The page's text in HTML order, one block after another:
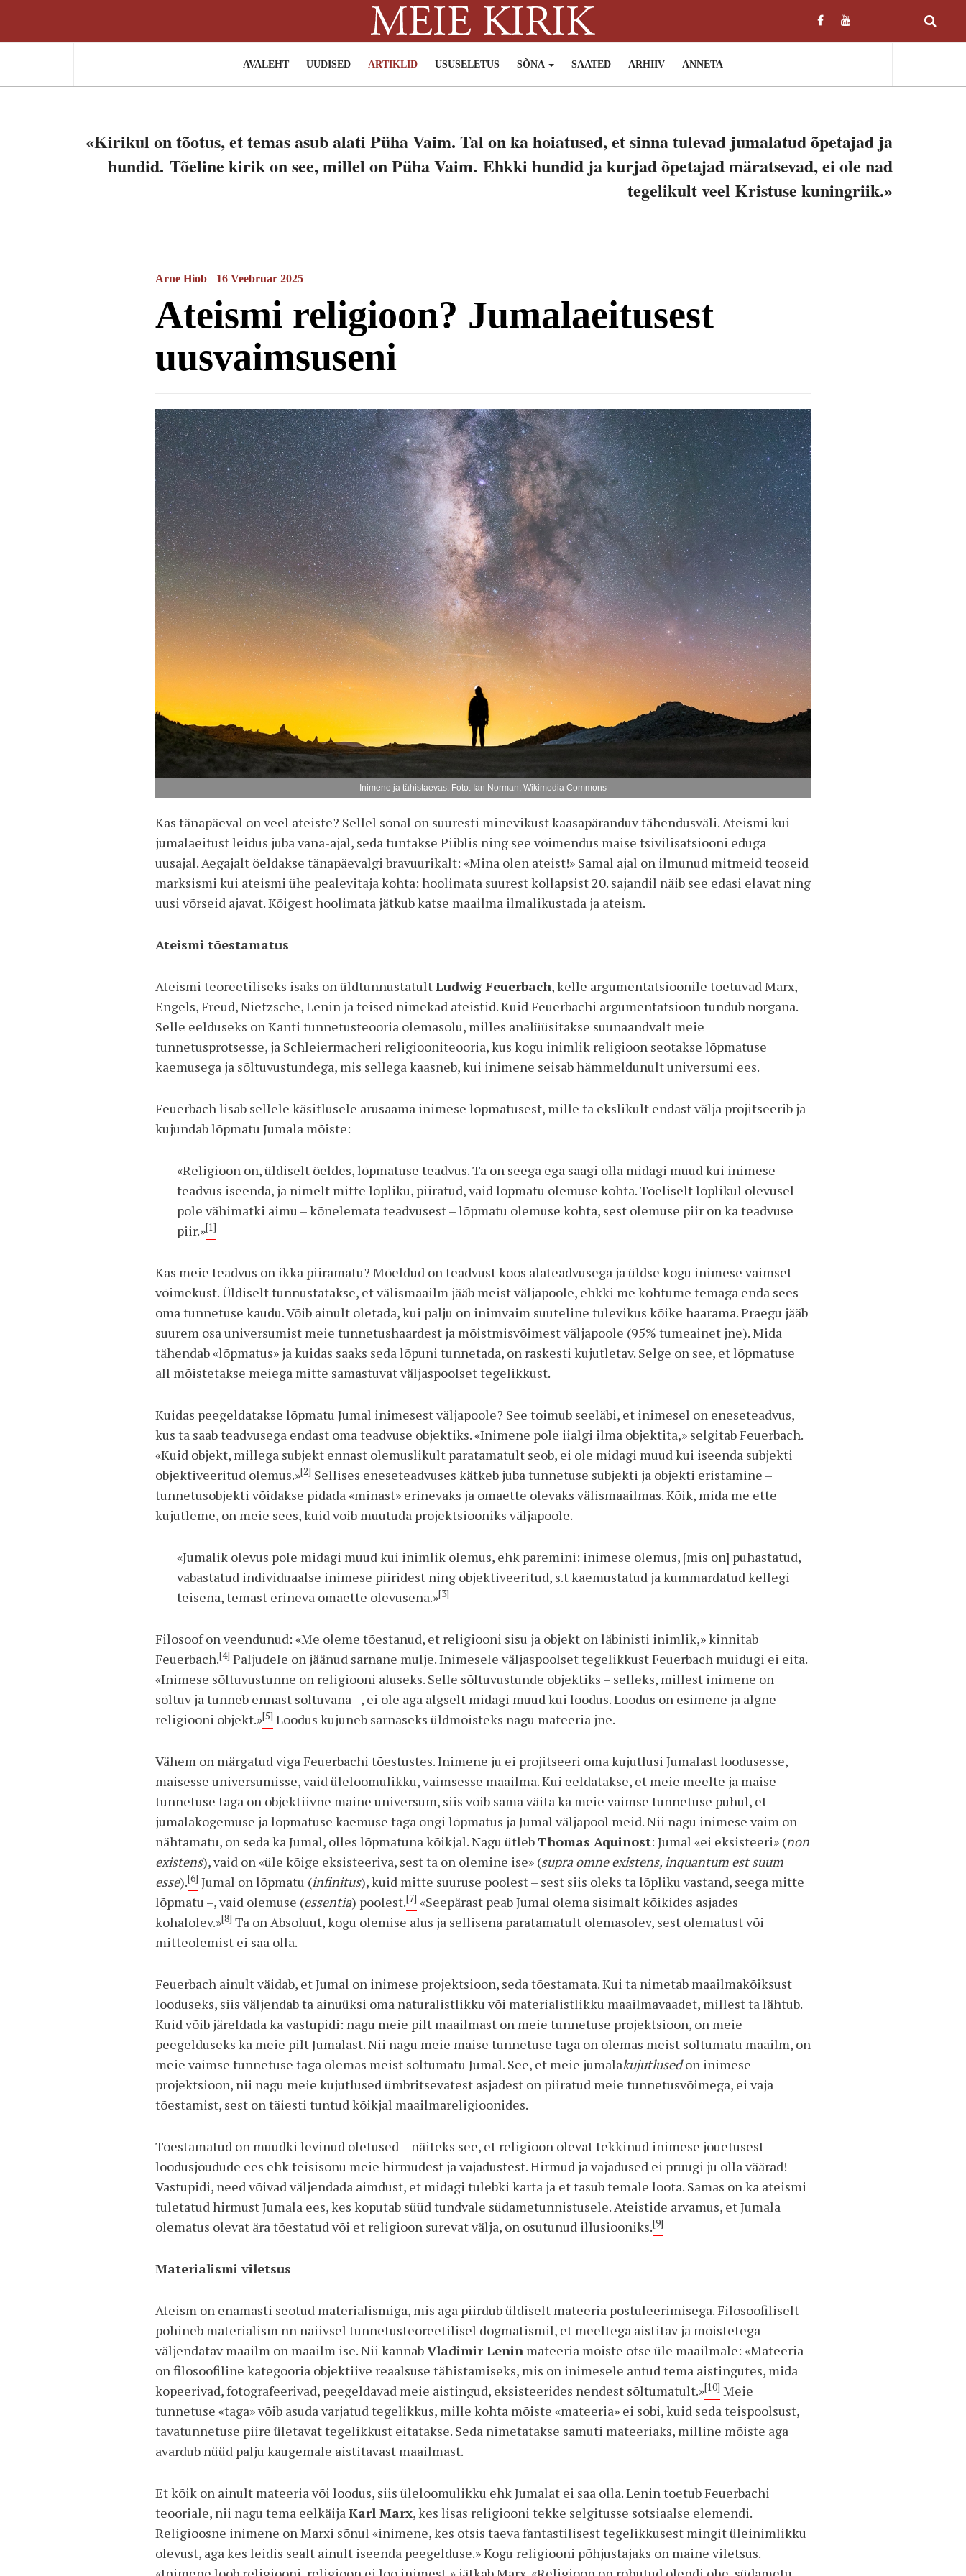
AVALEHT UUDISED ARTIKLID USUSELETUS SÕNA SAATED ARHIIV ANNETA
«Kirikul on tõotus, et temas asub alati Püha Vaim. Tal on ka hoiatused, et sinna tulevad jumalatud õpetajad ja
hundid. Tõeline kirik on see, millel on Püha Vaim. Ehkki hundid ja kurjad õpetajad märatsevad, ei ole nad
tegelikult veel Kristuse kuningriik.»
Arne Hiob 16 Veebruar 2025
Ateismi religioon? Jumalaeitusest
uusvaimsuseni
Inimene ja tähistaevas. Foto: Ian Norman, Wikimedia Commons
Kas tänapäeval on veel ateiste? Sellel sõnal on suuresti minevikust kaasapäranduv tähendusväli. Ateismi kui
jumalaeitust leidus juba vana-ajal, seda tuntakse Piiblis ning see võimendus maise tsivilisatsiooni eduga
uusajal. Aegajalt öeldakse tänapäevalgi bravuurikalt: «Mina olen ateist!» Samal ajal on ilmunud mitmeid teoseid
marksismi kui ateismi ühe pealevitaja kohta: hoolimata suurest kollapsist 20. sajandil näib see edasi elavat ning
uusi võrseid ajavat. Kõigest hoolimata jätkub katse maailma ilmalikustada ja ateism.
Ateismi tõestamatus
Ateismi teoreetiliseks isaks on üldtunnustatultLudwig Feuerbach, kelle argumentatsioonile toetuvad Marx,
Engels, Freud, Nietzsche, Lenin ja teised nimekad ateistid. Kuid Feuerbachi argumentatsioon tundub nõrgana.
Selle eelduseks on Kanti tunnetusteooria olemasolu, milles analüüsitakse suunaandvalt meie
tunnetusprotsesse, ja Schleiermacheri religiooniteooria, kus kogu inimlik religioon seotakse lõpmatuse
kaemusega ja sõltuvustundega, mis sellega kaasneb, kui inimene seisab hämmeldunult universumi ees.
Feuerbach lisab sellele käsitlusele arusaama inimese lõpmatusest, mille ta ekslikult endast välja projitseerib ja
kujundab lõpmatu Jumala mõiste:
«Religioon on, üldiselt öeldes, lõpmatuse teadvus. Ta on seega ega saagi olla midagi muud kui inimese
teadvus iseenda, ja nimelt mitte lõpliku, piiratud, vaid lõpmatu olemuse kohta. Tõeliselt lõplikul olevusel
pole vähimatki aimu – kõnelemata teadvusest – lõpmatu ole­muse kohta, sest olemuse piir on ka teadvuse
piir.»[1]
Kas meie teadvus on ikka piiramatu? Mõeldud on teadvust koos alateadvusega ja üldse kogu inimese vaimset
võimekust. Üldiselt tunnustatakse, et välismaailm jääb meist väljapoole, ehkki me kohtume temaga enda sees
oma tunnetuse kaudu. Võib ainult oletada, kui palju on inimvaim suuteline tulevikus kõike haarama. Praegu jääb
suurem osa universumist meie tunnetushaardest ja mõistmisvõimest väljapoole (95% tumeainet jne). Mida
tähendab «lõpmatus» ja kuidas saaks seda lõpuni tunnetada, on raskesti kujutletav. Selge on see, et lõpmatuse
all mõistetakse meiega mitte samastuvat väljaspoolset tegelikkust.
Kuidas peegeldatakse lõpmatu Jumal inimesest väljapoole? See toimub seeläbi, et inimesel on eneseteadvus,
kus ta saab teadvusega endast oma teadvuse objektiks. «Inimene pole iialgi ilma objektita,» selgitab Feuerbach.
«Kuid objekt, millega subjekt ennast olemuslikult paratamatult seob, ei ole midagi muud kui iseenda subjekti
objektiveeritud olemus.»[2] Sellises eneseteadvuses kätkeb juba tunnetuse subjekti ja objekti eristamine –
tunnetusobjekti võidakse pidada «minast» erinevaks ja omaette olevaks välismaailmas. Kõik, mida me ette
kujutleme, on meie sees, kuid võib muutuda projektsiooniks väljapoole.
«Jumalik olevus pole midagi muud kui inimlik olemus, ehk paremini: inimese olemus, [mis on] puhastatud,
vabastatud indivi­duaalse inimese piiridest ning objektiveeritud, s.t kaemustatud ja kummardatud kellegi
teisena, temast erineva omaette olevusena.»[3]
Filosoof on veendunud: «Me oleme tõestanud, et religiooni sisu ja objekt on läbinisti inimlik,» kinnitab
Feuerbach.[4] Paljudele on jäänud sarnane mulje. Inimesele väljaspoolset tegelikkust Feuerbach muidugi ei eita.
«Inimese sõltuvustunne on religiooni aluseks. Selle sõltuvustunde objektiks – selleks, millest inimene on
sõltuv ja tunneb ennast sõltuvana –, ei ole aga algselt midagi muud kui loodus. Loodus on esimene ja algne
religiooni objekt.»[5] Loodus kujuneb sarnaseks üldmõisteks nagu mateeria jne.
Vähem on märgatud viga Feuerbachi tõestustes. Inimene ju ei projitseeri oma kujutlusi Jumalast loodusesse,
maisesse universumisse, vaid üleloomulikku, vaimsesse maailma. Kui eeldatakse, et meie meelte ja maise
tunnetuse taga on objektiivne maine universum, siis võib sama väita ka meie vaimse tunnetuse puhul, et
jumalakogemuse ja lõpmatuse kaemuse taga ongi lõpmatus ja Jumal väljapool meid. Nii nagu inimese vaim on
nähtamatu, on seda ka Jumal, olles lõpmatuna kõikjal. Nagu ütlebThomas Aquinost: Jumal «ei eksisteeri» (non
existens), vaid on «üle kõige eksisteeriva, sest ta on olemine ise» (supra omne existens, inquantum est suum
esse).[6] Jumal on lõpmatu (infinitus), kuid mitte suuruse poolest – sest siis oleks ta lõpliku vastand, seega mitte
lõpmatu –, vaid olemuse (essentia) poolest.[7] «Seepärast peab Jumal olema sisimalt kõikides asjades
kohalolev.»[8] Ta on Absoluut, kogu olemise alus ja sellisena paratamatult olemasolev, sest olematust või
mitteolemist ei saa olla.
Feuerbach ainult väidab, et Jumal on inimese projektsioon, seda tõestamata. Kui ta nimetab maailmakõiksust
looduseks, siis väljendab ta ainuüksi oma naturalistlikku või materialistlikku maailmavaadet, millest ta lähtub.
Kuid võib järeldada ka vastupidi: nagu meie pilt maailmast on meie tunnetuse projektsioon, on meie
peegelduseks ka meie pilt Jumalast. Nii nagu meie maise tunnetuse taga on olemas meist sõltumatu maailm, on
meie vaimse tunnetuse taga olemas meist sõltumatu Jumal. See, et meie jumalakujutlusedon inimese
projektsioon, nii nagu meie kujutlused ümbritsevatest asjadest on piiratud meie tunnetusvõimega, ei vaja
tõestamist, sest on täiesti tuntud kõikjal maailmareligioonides.
Tõestamatud on muudki levinud oletused – näiteks see, et religioon olevat tekkinud inimese jõuetusest
loodusjõudude ees ehk teisisõnu meie hirmudest ja vajadustest. Hirmud ja vajadused ei pruugi ju olla väärad!
Vastupidi, need võivad väljendada aimdust, et midagi tulebki karta ja et tasub temale loota. Samas on ka ateismi
tuletatud hirmust Jumala ees, kes koputab süüd tundvale südametunnistusele. Ateistide arvamus, et Jumala
olematus olevat ära tõestatud või et religioon surevat välja, on osutunud illusiooniks.[9]
Materialismi viletsus
Ateism on enamasti seotud materialismiga, mis aga piirdub üldiselt mateeria postuleerimisega. Filosoofiliselt
põhineb materialism nn naiivsel tunnetusteoreetilisel dogmatismil, et meeltega aistitav ja mõistetega
väljendatav maailm on maailm ise. Nii kannabVladimir Lenin mateeria mõiste otse üle maailmale: «Mateeria
on filosoofiline kategooria objektiive reaalsuse tähistami­seks, mis on inimesele antud tema aistingutes, mida
kopeerivad, fotografeerivad, peegeldavad meie aistingud, eksisteerides nendest sõltumatult.»[10] Meie
tunnetuse «taga» võib asuda varjatud tegelikkus, mille kohta mõiste «mateeria» ei sobi, kuid seda teispoolsust,
tavatunnetuse piire ületavat tegelikkust eitatakse. Seda nimetatakse samuti mateeriaks, milline mõiste aga
avardub nüüd palju kaugemale aistitavast maailmast.
Et kõik on ainult mateeria või loodus, siis üleloomulikku ehk Jumalat ei saa olla. Lenin toetub Feuerbachi
teooriale, nii nagu tema eelkäijaKarl Marx, kes lisas religiooni tekke selgitusse sotsiaalse elemendi.
Religioosne inimene on Marxi sõnul «inimene, kes otsis taeva fantastilisest tegelikkusest mingit üleinimlikku
olevust, aga kes leidis sealt ainult iseenda peegelduse.» Kogu religiooni põhjustajaks on maine viletsus.